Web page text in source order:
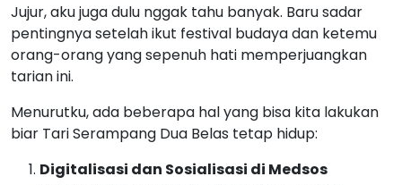
Jujur, aku juga dulu nggak tahu banyak. Baru sadar
pentingnya setelah ikut festival budaya dan ketemu
orang-orang yang sepenuh hati memperjuangkan
tarian ini.
Menurutku, ada beberapa hal yang bisa kita lakukan
biar Tari Serampang Dua Belas tetap hidup:
Digitalisasi dan Sosialisasi di Medsos